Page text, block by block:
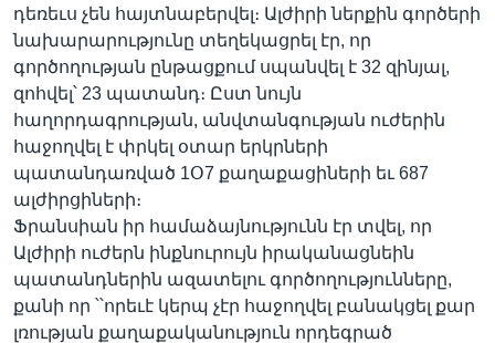
դեռեւս չեն հայտնաբերվել։ Ալժիրի ներքին գործերի
նախարարությունը տեղեկացրել էր, որ
գործողության ընթացքում սպանվել է 32 զինյալ,
զոհվել՝ 23 պատանդ։ Ըստ նույն
հաղորդագրության, անվտանգության ուժերին
հաջողվել է փրկել օտար երկրների
պատանդառված 1Օ7 քաղաքացիների եւ 687
ալժիրցիների։
Ֆրանսիան իր համաձայնությունն էր տվել, որ
Ալժիրի ուժերն ինքնուրույն իրականացնեին
պատանդներին ազատելու գործողությունները,
քանի որ ՝՝որեւէ կերպ չէր հաջողվել բանակցել քար
լռության քաղաքականություն որդեգրած